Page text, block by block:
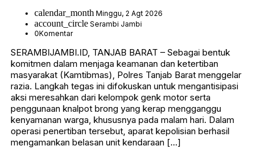
calendar_month Minggu, 2 Agt 2026
account_circle Serambi Jambi
0Komentar
SERAMBIJAMBI.ID, TANJAB BARAT – Sebagai bentuk
komitmen dalam menjaga keamanan dan ketertiban
masyarakat (Kamtibmas), Polres Tanjab Barat menggelar
razia. Langkah tegas ini difokuskan untuk mengantisipasi
aksi meresahkan dari kelompok genk motor serta
penggunaan knalpot brong yang kerap mengganggu
kenyamanan warga, khususnya pada malam hari. Dalam
operasi penertiban tersebut, aparat kepolisian berhasil
mengamankan belasan unit kendaraan […]